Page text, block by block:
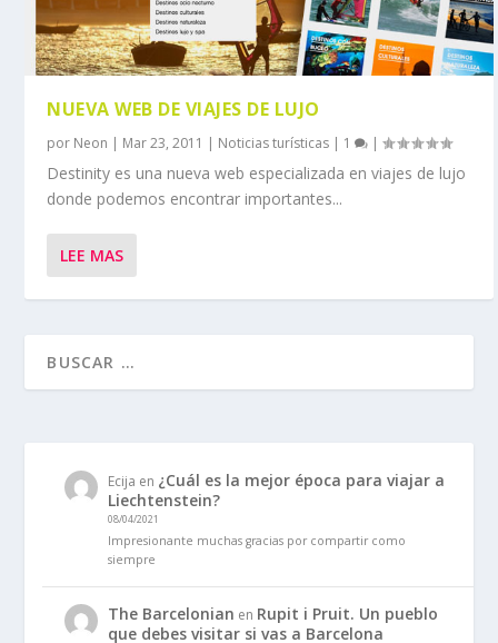
NUEVA WEB DE VIAJES DE LUJO
por Neon | Mar 23, 2011 | Noticias turísticas | 1 |
Destinity es una nueva web especializada en viajes de lujo
donde podemos encontrar importantes...
LEE MAS
Ecija en ¿Cuál es la mejor época para viajar a
Liechtenstein?
08/04/2021
Impresionante muchas gracias por compartir como
siempre
The Barcelonian en Rupit i Pruit. Un pueblo
que debes visitar si vas a Barcelona